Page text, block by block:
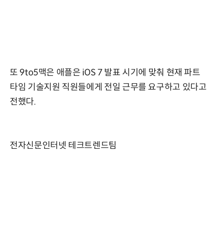
또 9to5맥은 애플은 iOS 7 발표 시기에 맞춰 현재 파트
타임 기술지원 직원들에게 전일 근무를 요구하고 있다고
전했다.
전자신문인터넷 테크트렌드팀